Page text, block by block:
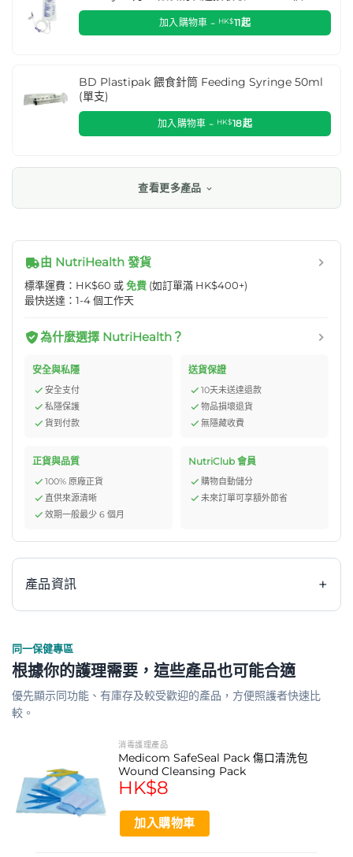
加入購物車 - HK$11起
BD Plastipak 餵食針筒 Feeding Syringe 50ml
(單支)
加入購物車 - HK$18起
查看更多產品
由 NutriHealth 發貨
標準運費：HK$60 或免費 (如訂單滿 HK$400+)
最快送達：1-4 個工作天
為什麼選擇 NutriHealth？
安全與私隱
安全支付
私隱保護
貨到付款
送貨保證
10天未送達退款
物品損壞退貨
無隱藏收費
正貨與品質
100% 原廠正貨
直供來源清晰
效期一般最少 6 個月
NutriClub 會員
購物自動儲分
未來訂單可享額外節省
產品資訊 +
尺碼 包裝規格
消毒
附有不黏傷口吸水墊
同一保健專區
根據你的護理需要，這些產品也可能合適
優先顯示同功能、有庫存及較受歡迎的產品，方便照護者快速比
較。
消毒護理產品
Medicom SafeSeal Pack 傷口清洗包
Wound Cleansing Pack
HK$8
加入購物車